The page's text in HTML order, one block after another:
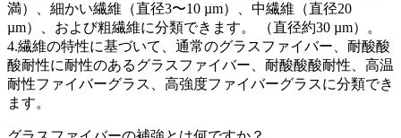
満）、細かい繊維（直径3〜10 µm）、中繊維（直径20
µm）、および粗繊維に分類できます。 （直径約30 µm）。
4.繊維の特性に基づいて、通常のグラスファイバー、耐酸酸
酸耐性に耐性のあるグラスファイバー、耐酸酸酸耐性、高温
耐性ファイバーグラス、高強度ファイバーグラスに分類でき
ます。